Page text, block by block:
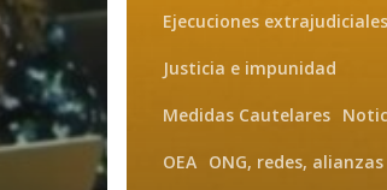
Ejecuciones extrajudiciales
Justicia e impunidad
Medidas Cautelares
OEA ONG, redes, alianzas